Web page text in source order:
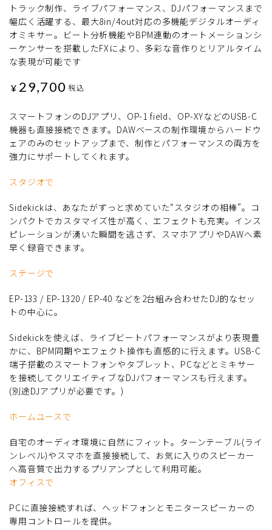
トラック制作、ライブパフォーマンス、DJパフォーマンスまで
幅広く活躍する、最大8in/4out対応の多機能デジタルオーディ
オミキサー。ビート分析機能やBPM連動のオートメーションシ
ーケンサーを搭載したFXにより、多彩な音作りとリアルタイム
な表現が可能です
¥ 29,700 税込
スマートフォンのDJアプリ、OP-1 field、OP-XYなどのUSB-C
機器も直接接続できます。DAWベースの制作環境からハードウ
ェアのみのセットアップまで、制作とパフォーマンスの両方を
強力にサポートしてくれます。
スタジオで
Sidekickは、あなたがずっと求めていた“スタジオの相棒”。コ
ンパクトでカスタマイズ性が高く、エフェクトも充実。インス
ピレーションが湧いた瞬間を逃さず、スマホアプリやDAWへ素
早く録音できます。
ステージで
EP-133 / EP-1320 / EP-40 などを2台組み合わせたDJ的なセッ
トの中心に。
Sidekickを使えば、ライブビートパフォーマンスがより表現豊
かに、BPM同期やエフェクト操作も直感的に行えます。USB-C
端子搭載のスマートフォンやタブレット、PCなどとミキサー
を接続してクリエイティブなDJパフォーマンスも行えます。
(別途DJアプリが必要です。)
ホームユースで
自宅のオーディオ環境に自然にフィット。ターンテーブル(ライ
ンレベル)やスマホを直接接続して、お気に入りのスピーカー
へ高音質で出力するプリアンプとして利用可能。
オフィスで
PCに直接接続すれば、ヘッドフォンとモニタースピーカーの
専用コントロールを提供。